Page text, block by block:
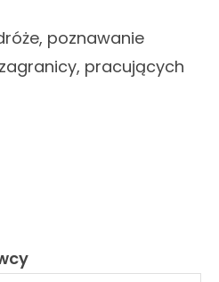
poznawanie
pracujących